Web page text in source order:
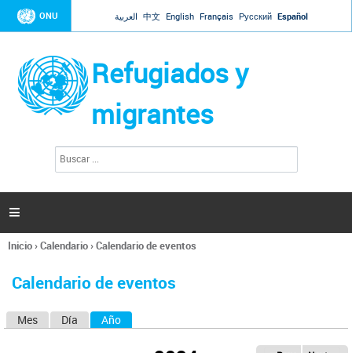
Jump to navigation
ONU العربية 中文 English Français Русский Español
Refugiados y
migrantes
l
s

Se
usted
Inicio›Calendario›Calendario de eventos
Calendario de eventos
Mes Día Año